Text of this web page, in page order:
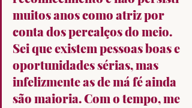
muitos anos como atriz por
conta dos percalços do meio.
Sei que existem pessoas boas e
oportunidades sérias, mas
infelizmente as de má fé ainda
são maioria. Com o tempo, me